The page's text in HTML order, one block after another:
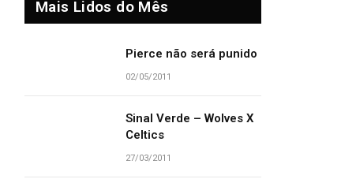
Mais Lidos do Mês
Pierce não será punido
02/05/2011
Sinal Verde – Wolves X
Celtics
27/03/2011